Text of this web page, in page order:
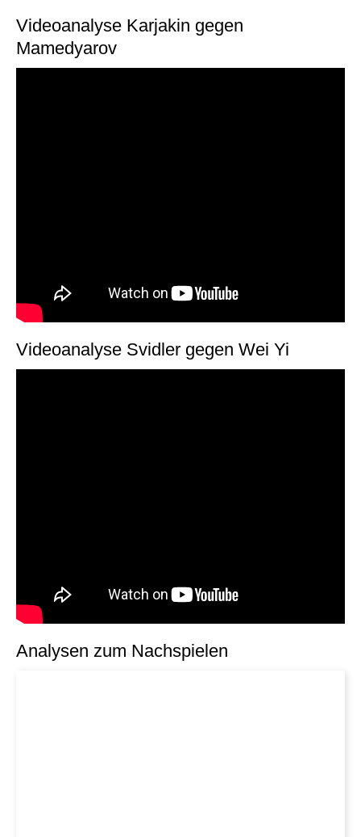
Videoanalyse Karjakin gegen
Mamedyarov
Videoanalyse Svidler gegen Wei Yi
Analysen zum Nachspielen